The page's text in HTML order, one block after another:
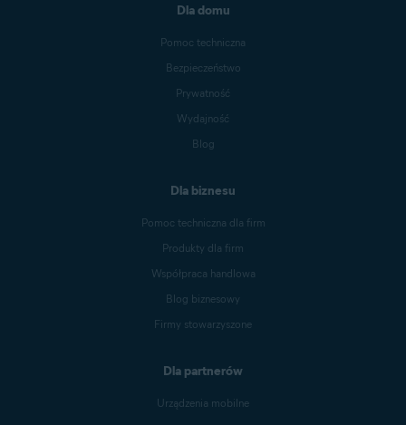
Dla domu
Pomoc techniczna
Bezpieczeństwo
Prywatność
Wydajność
Blog
Dla biznesu
Pomoc techniczna dla firm
Produkty dla firm
Współpraca handlowa
Blog biznesowy
Firmy stowarzyszone
Dla partnerów
Urządzenia mobilne